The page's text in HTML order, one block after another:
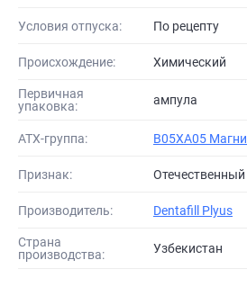
Условия отпуска: По рецепту
Происхождение: Химический
Первичная
упаковка:
ампула
АТХ-группа: B05XA05
Признак: Отечественный
Производитель: Dentafill Plyus
Страна
производства:
Узбекистан